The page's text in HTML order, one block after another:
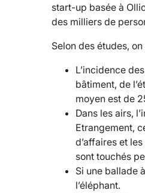
start-up basée à
des milliers de
Selon des études,
L’incidence
bâtiment, de
moyen est de
Dans les airs,
Etrangement,
d’affaires et
sont touchés
Si une ballade
l’éléphant.